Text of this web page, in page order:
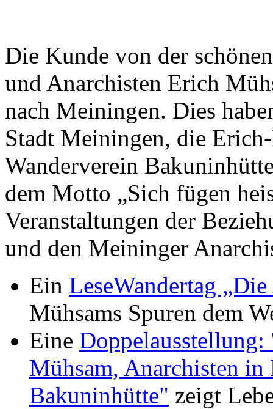
Die Kunde von der
und Anarchisten Erich
nach Meiningen. Dies
Stadt Meiningen, die
Wanderverein
dem Motto „Sich fügen
Veranstaltungen der
und den Meininger
Ein LeseWandertag
Mühsams Spuren dem
Eine
Mühsam, Anarchisten
Bakuninhütte" zeigt